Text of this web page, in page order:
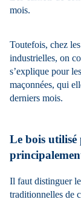
mois.
Toutefois, chez
industrielles, on
s’explique pour
maçonnées, qui
derniers mois.
Le bois utilisé
Il faut distinguer
traditionnelles de